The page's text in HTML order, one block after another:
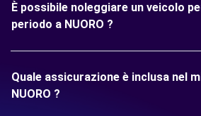
È possibile noleggiare un veicolo
periodo a NUORO ?
Quale assicurazione è inclusa nel
NUORO ?